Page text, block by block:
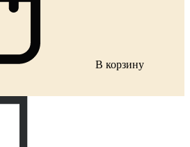
В корзину